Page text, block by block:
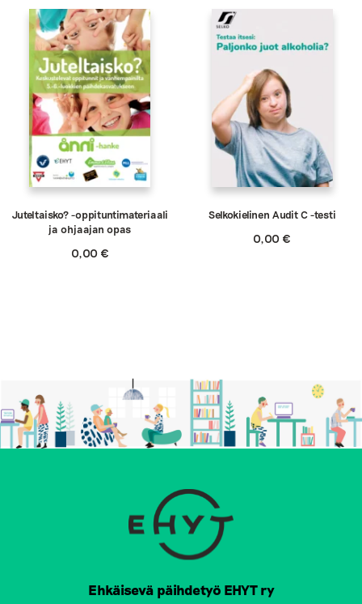
Juteltaisko? -oppituntimateriaali
ja ohjaajan opas
0,00 €
Selkokielinen Audit C -testi
0,00 €
Ehkäisevä päihdetyö EHYT ry